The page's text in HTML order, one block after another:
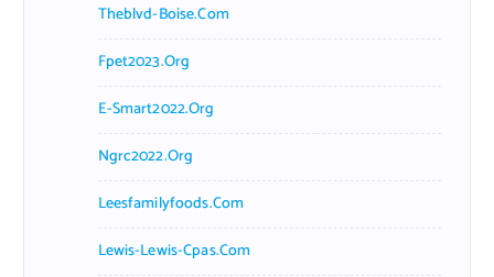
Theblvd-Boise.com
Fpet2023.org
E-Smart2022.org
Ngrc2022.org
Leesfamilyfoods.com
Lewis-Lewis-Cpas.com